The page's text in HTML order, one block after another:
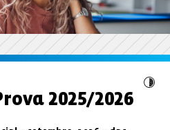
2025/2026